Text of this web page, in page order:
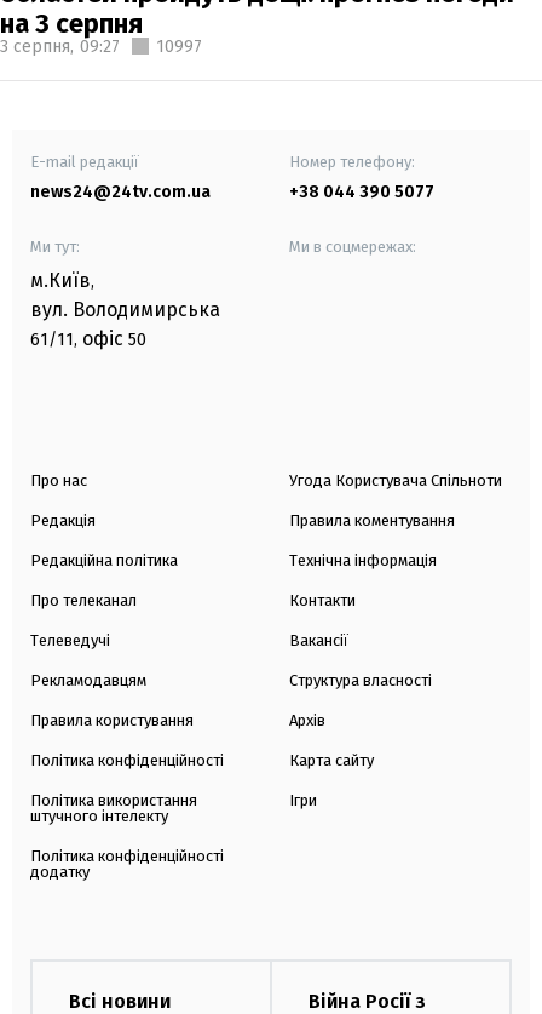
на 3 серпня
3 серпня, 09:27 10997
E-mail редакції
news24@24tv.com.ua
Номер телефону:
+38 044 390 5077
Ми тут:
м.Київ,
вул. Володимирська
61/11, офіс 50
Ми в соцмережах:
Про нас
Редакція
Редакційна політика
Про телеканал
Телеведучі
Рекламодавцям
Правила користування
Політика конфіденційності
Політика використання
штучного інтелекту
Політика конфіденційності
додатку
Угода Користувача Спільноти
Правила коментування
Технічна інформація
Контакти
Вакансії
Структура власності
Архів
Карта сайту
Ігри
Всі новини
Війна Росії з